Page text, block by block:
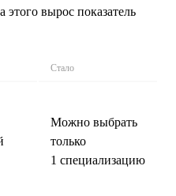
вырос показатель
Стало
Можно выбрать
только
1 специализацию